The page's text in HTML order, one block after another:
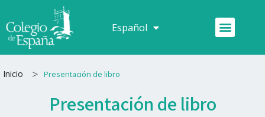
al
contenido
Español
Français Menú
Inicio > Presentación de libro
Presentación de libro